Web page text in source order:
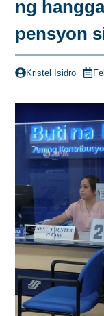
ng
pensyon
Kristel Isidro